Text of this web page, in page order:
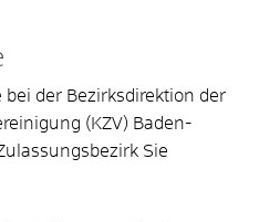
der Bezirksdirektion der
(KZV) Baden-
Sie